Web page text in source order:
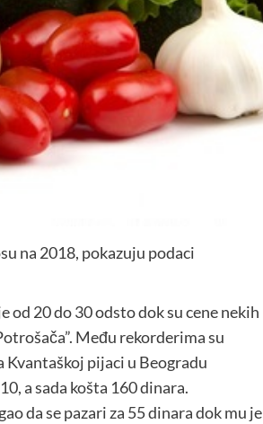
na 2018, pokazuju podaci
od 20 do 30 odsto dok su cene nekih
Među rekorderima su
Kvantaškoj pijaci u Beogradu
a sada košta 160 dinara.
da se pazari za 55 dinara dok mu je